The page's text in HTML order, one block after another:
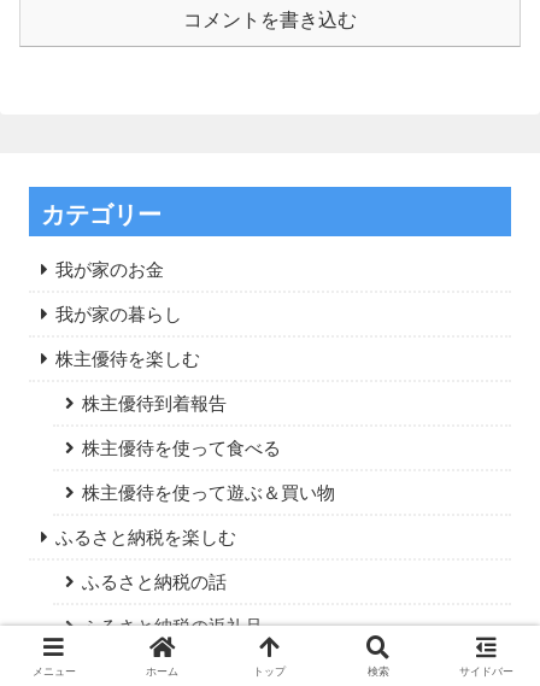
コメントを書き込む
カテゴリー
我が家のお金
我が家の暮らし
株主優待を楽しむ
株主優待到着報告
株主優待を使って食べる
株主優待を使って遊ぶ＆買い物
ふるさと納税を楽しむ
ふるさと納税の話
ふるさと納税の返礼品
専業主婦の無駄遣い記録
メニュー ホーム トップ 検索 サイドバー